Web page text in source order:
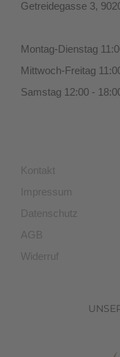
Getreidegasse 3,
Montag-Dienstag
Mittwoch-Freitag
Samstag 12:00 -
Kontakt
Impressum
Datenschutz
AGB
Widerruf